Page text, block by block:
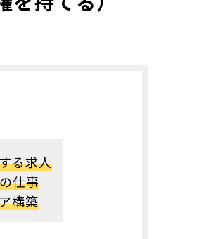
る求人
仕事
構築